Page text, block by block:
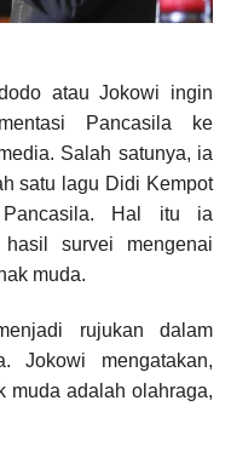
atau Jokowi ingin
Pancasila ke
Salah satunya, ia
satu lagu Didi Kempot
Pancasila. Hal itu ia
survei mengenai
muda.
rujukan dalam
Jokowi mengatakan,
muda adalah olahraga,